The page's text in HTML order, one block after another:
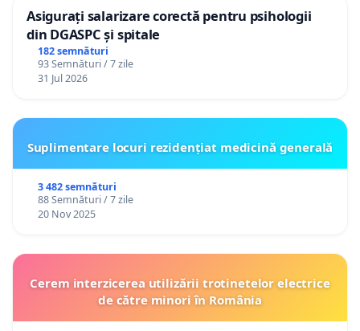
Asigurați salarizare corectă pentru psihologii
din DGASPC și spitale
182 semnături
93 Semnături / 7 zile
31 Jul 2026
Suplimentare locuri rezidențiat medicină generală
3 482 semnături
88 Semnături / 7 zile
20 Nov 2025
Cerem interzicerea utilizării trotinetelor electrice
de către minori în România